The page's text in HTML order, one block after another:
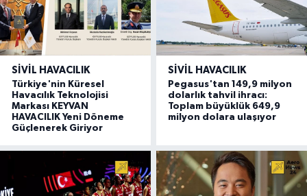
SIVIL HAVACILIK
Türkiye'nin Küresel
Havacılık Teknolojisi
Markası KEYVAN
HAVACILIK Yeni Döneme
Güçlenerek Giriyor
SIVIL HAVACILIK
Pegasus'tan 149,9 milyon
dolarlık tahvil ihracı:
Toplam büyüklük 649,9
milyon dolara ulaşıyor